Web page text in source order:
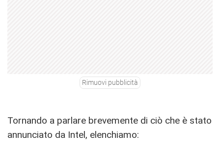
Rimuovi pubblicità
Tornando a parlare brevemente di ciò che è stato
annunciato da Intel, elenchiamo: